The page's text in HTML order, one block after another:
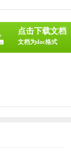
点击下载文档
文档为doc格式